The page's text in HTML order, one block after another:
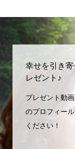
幸せを引き
レゼント♪
プレゼント動
のプロフィー
ください！